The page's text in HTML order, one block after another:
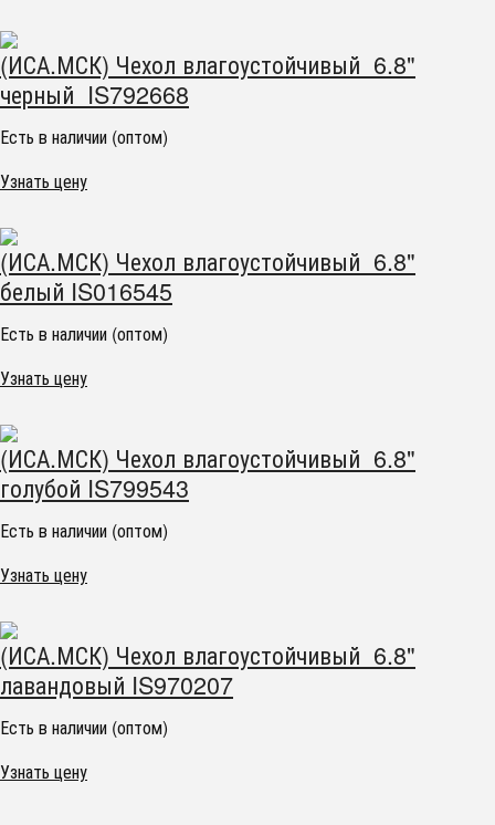
(ИСА.МСК) Чехол влагоустойчивый 6.8"
черный IS792668
Есть в наличии (оптом)
Узнать цену
(ИСА.МСК) Чехол влагоустойчивый 6.8"
белый IS016545
Есть в наличии (оптом)
Узнать цену
(ИСА.МСК) Чехол влагоустойчивый 6.8"
голубой IS799543
Есть в наличии (оптом)
Узнать цену
(ИСА.МСК) Чехол влагоустойчивый 6.8"
лавандовый IS970207
Есть в наличии (оптом)
Узнать цену